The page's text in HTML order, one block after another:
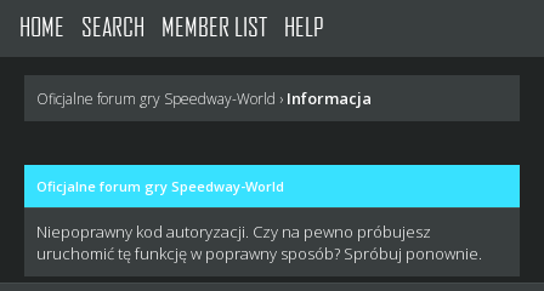
HOME SEARCH MEMBER LIST HELP
Oficjalne forum gry Speedway-World › Informacja
Oficjalne forum gry Speedway-World
Niepoprawny kod autoryzacji. Czy na pewno próbujesz
uruchomić tę funkcję w poprawny sposób? Spróbuj ponownie.